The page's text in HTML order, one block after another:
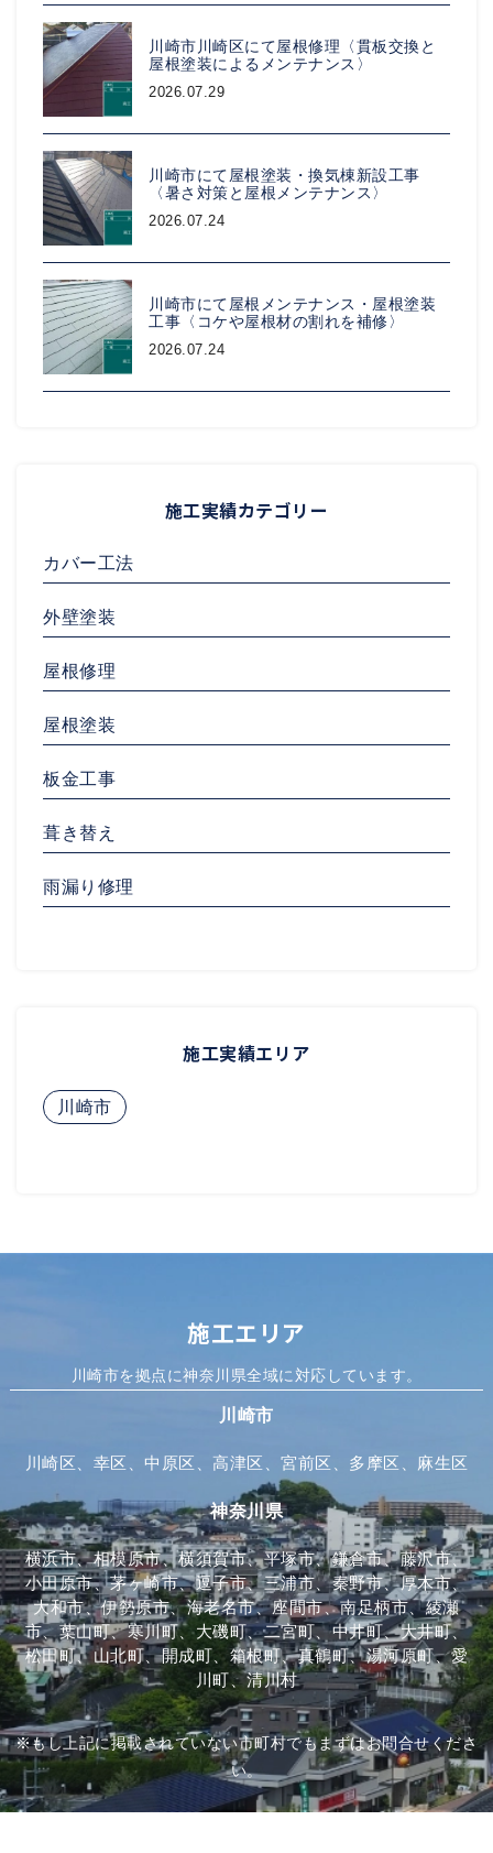
川崎市川崎区にて屋根修理〈貫板交換と
屋根塗装によるメンテナンス〉
2026.07.29
川崎市にて屋根塗装・換気棟新設工事
〈暑さ対策と屋根メンテナンス〉
2026.07.24
川崎市にて屋根メンテナンス・屋根塗装
工事〈コケや屋根材の割れを補修〉
2026.07.24
施工実績カテゴリー
カバー工法
外壁塗装
屋根修理
屋根塗装
板金工事
葺き替え
雨漏り修理
施工実績エリア
川崎市
施工エリア
川崎市を拠点に神奈川県全域に対応しています。
川崎市
川崎区、幸区、中原区、高津区、宮前区、多摩区、麻生区
神奈川県
横浜市、相模原市、横須賀市、平塚市、鎌倉市、藤沢市、
小田原市、茅ヶ崎市、逗子市、三浦市、秦野市、厚木市、
大和市、伊勢原市、海老名市、座間市、南足柄市、綾瀬
市、葉山町、寒川町、大磯町、二宮町、中井町、大井町、
松田町、山北町、開成町、箱根町、真鶴町、湯河原町、愛
川町、清川村
※もし上記に掲載されていない市町村でもまずはお問合せくださ
い。